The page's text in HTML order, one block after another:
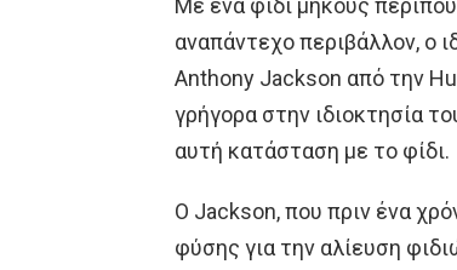
Με ένα φίδι μήκους
αναπάντεχο περιβάλλον, ο
Anthony Jackson από την
γρήγορα στην ιδιοκτησία
αυτή κατάσταση με το φίδι.
Ο Jackson, που πριν ένα
φύσης για την αλίευση